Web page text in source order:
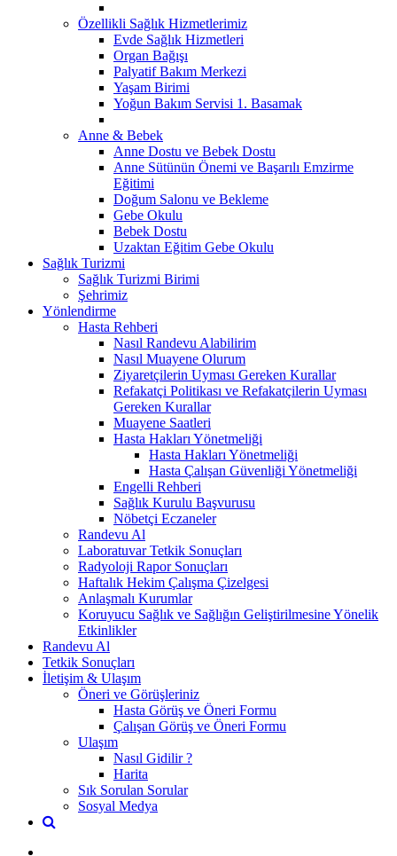
Özellikli Sağlık Hizmetlerimiz
Evde Sağlık Hizmetleri
Organ Bağışı
Palyatif Bakım Merkezi
Yaşam Birimi
Yoğun Bakım Servisi 1. Basamak
Anne & Bebek
Anne Dostu ve Bebek Dostu
Anne Sütünün Önemi ve Başarılı Emzirme
Eğitimi
Doğum Salonu ve Bekleme
Gebe Okulu
Bebek Dostu
Uzaktan Eğitim Gebe Okulu
Sağlık Turizmi
Sağlık Turizmi Birimi
Şehrimiz
Yönlendirme
Hasta Rehberi
Nasıl Randevu Alabilirim
Nasıl Muayene Olurum
Ziyaretçilerin Uyması Gereken Kurallar
Refakatçi Politikası ve Refakatçilerin Uyması
Gereken Kurallar
Muayene Saatleri
Hasta Hakları Yönetmeliği
Hasta Hakları Yönetmeliği
Hasta Çalışan Güvenliği Yönetmeliği
Engelli Rehberi
Sağlık Kurulu Başvurusu
Nöbetçi Eczaneler
Randevu Al
Laboratuvar Tetkik Sonuçları
Radyoloji Rapor Sonuçları
Haftalık Hekim Çalışma Çizelgesi
Anlaşmalı Kurumlar
Koruyucu Sağlık ve Sağlığın Geliştirilmesine Yönelik
Etkinlikler
Randevu Al
Tetkik Sonuçları
İletişim & Ulaşım
Öneri ve Görüşleriniz
Hasta Görüş ve Öneri Formu
Çalışan Görüş ve Öneri Formu
Ulaşım
Nasıl Gidilir ?
Harita
Sık Sorulan Sorular
Sosyal Medya